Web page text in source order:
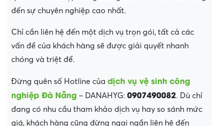
đến sự chuyên nghiệp cao nhất.
Chỉ cần liên hệ đến một dịch vụ trọn gói, tất cả các
vấn đề của khách hàng sẽ được giải quyết nhanh
chóng và triệt để.
Đừng quên số Hotline của dịch vụ vệ sinh công
nghiệp Đà Nẵng – DANAHYG: 0907490082. Dù chỉ
đang có nhu cầu tham khảo dịch vụ hay so sánh mức
giá, khách hàng cũng đừng ngại ngần liên hệ đến